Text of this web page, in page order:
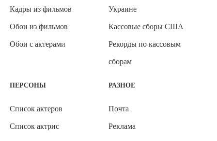
Кадры из фильмов
Обои из фильмов
Обои с актерами
Украине
Кассовые сборы США
Рекорды по кассовым
сборам
ПЕРСОНЫ
Список актеров
Список актрис
РАЗНОЕ
Почта
Реклама